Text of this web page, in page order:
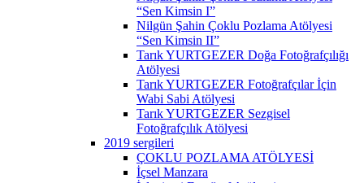
“Sen Kimsin I”
Nilgün Şahin Çoklu Pozlama Atölyesi
“Sen Kimsin II”
Tarık YURTGEZER Doğa Fotoğrafçılığı
Atölyesi
Tarık YURTGEZER Fotoğrafçılar İçin
Wabi Sabi Atölyesi
Tarık YURTGEZER Sezgisel
Fotoğrafçılık Atölyesi
2019 sergileri
ÇOKLU POZLAMA ATÖLYESİ
İçsel Manzara